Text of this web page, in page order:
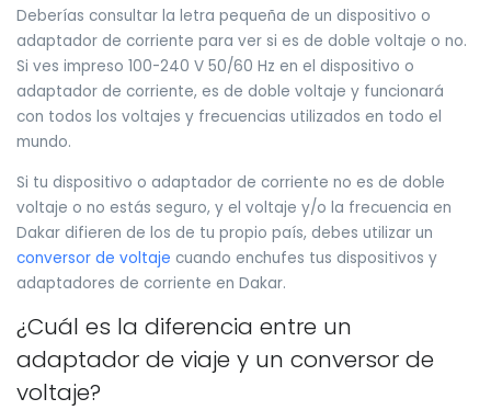
Deberías consultar la letra pequeña de un dispositivo o
adaptador de corriente para ver si es de doble voltaje o no.
Si ves impreso 100-240 V 50/60 Hz en el dispositivo o
adaptador de corriente, es de doble voltaje y funcionará
con todos los voltajes y frecuencias utilizados en todo el
mundo.
Si tu dispositivo o adaptador de corriente no es de doble
voltaje o no estás seguro, y el voltaje y/o la frecuencia en
Dakar difieren de los de tu propio país, debes utilizar un
conversor de voltaje cuando enchufes tus dispositivos y
adaptadores de corriente en Dakar.
¿Cuál es la diferencia entre un
adaptador de viaje y un conversor de
voltaje?